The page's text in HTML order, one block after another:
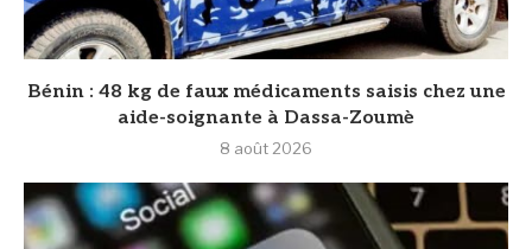
Bénin : 48 kg de faux médicaments saisis chez une
aide-soignante à Dassa-Zoumè
8 août 2026